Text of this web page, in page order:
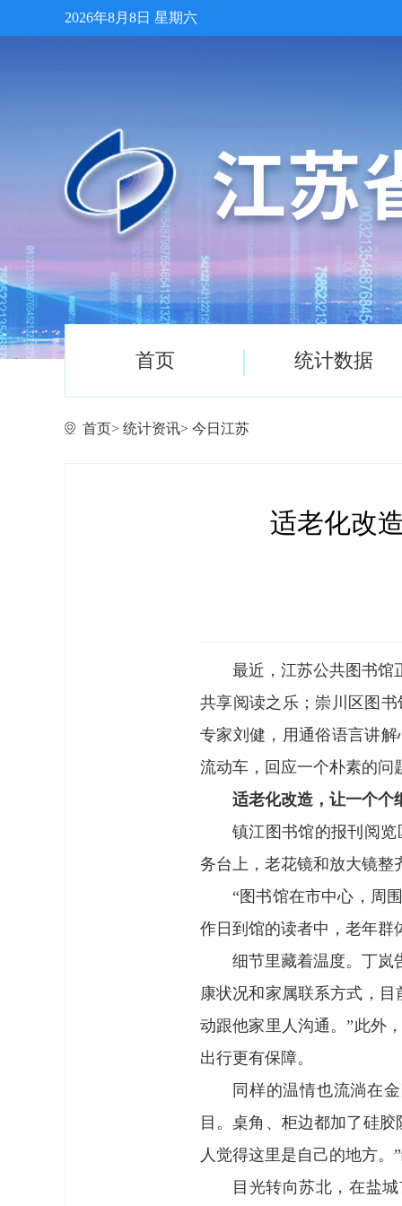
2026年8月8日 星期六
首页 统计数据
首页> 统计资讯> 今日江苏
适老化改
最近，江苏公共图书
共享阅读之乐；崇川区图
专家刘健，用通俗语言讲
流动车，回应一个朴素的问
适老化改造，让一个个
镇江图书馆的报刊阅
务台上，老花镜和放大镜整
“图书馆在市中心，周
作日到馆的读者中，老年群
细节里藏着温度。丁岚
康状况和家属联系方式，
动跟他家里人沟通。”此外
出行更有保障。
同样的温情也流淌在
目。桌角、柜边都加了硅
人觉得这里是自己的地方。
目光转向苏北，在盐